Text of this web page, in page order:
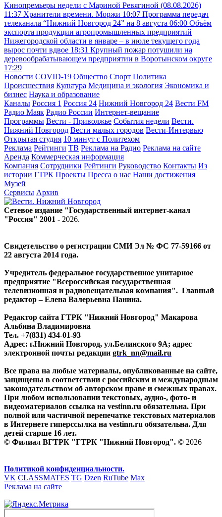
Кинопремьеры недели с Мариной Ревягиной (08.08.2026)
11:37 Хранители времени. Моржи 10:07 Программа передач
телеканала “Нижний Новгород 24” на 8 августа 06:00 Объём
экспорта продукции агропромышленных предприятий
Нижегородской области в январе – в июле текущего года
вырос почти вдвое 18:31 Крупный пожар потушили на
деревообрабатывающем предприятии в Воротынском округе
17:29
Новости COVID-19 Общество Спорт Политика
Происшествия Культура Медицина и экология Экономика и
бизнес Наука и образование
Каналы Россия 1 Россия 24 Нижний Новгород 24 Вести FM
Радио Маяк Радио России Интернет-вещание
Программы Вести - Приволжье События недели Вести.
Нижний Новгород Вести малых городов Вести-Интервью
Открытая студия 10 минут с Политехом
Реклама Рейтинги ТВ Реклама на Радио Реклама на сайте
Аренда Коммерческая информация
Компания Сотрудники Рейтинги Руководство Контакты Из
истории ГТРК Проекты Пресса о нас Наши достижения
Музей
Сервисы Архив
Сетевое издание "Государственный интернет-канал
"Россия" 2001 - 2026.
Свидетельство о регистрации СМИ Эл № ФС 77-59166 от
22 августа 2014 года.
Учредитель федеральное государственное унитарное
предприятие "Всероссийская государственная
телевизионная и радиовещательная компания". Главный
редактор – Елена Валерьевна Панина.
Редактор сайта ГТРК "Нижний Новгород" Макарова
Альбина Владимировна
Тел. +7(831) 434-01-93
Адрес: г.Нижний Новгород, ул.Белинского 9А; адрес
электронной почты редакции gtrk_nn@mail.ru
Все права на любые материалы, опубликованные на сайте,
защищены в соответствии с российским и международным
законодательством об авторском праве и смежных правах.
При любом использовании текстовых, аудио-, фото- и
видеоматериалов ссылка на vestinn.ru обязательна. При
полной или частичной перепечатке текстовых материалов
в Интернете гиперссылка на vestinn.ru обязательна. Для
детей старше 16 лет.
© Филиал ВГТРК "ГТРК "Нижний Новгород". © 2026
Политикой конфиденциальности.
VK CLASSMATES TG Dzen RuTube Max
Реклама на сайте